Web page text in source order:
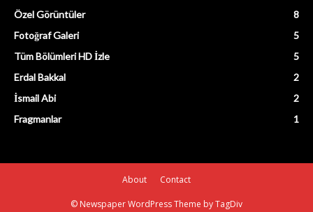
Özel Görüntüler
8
Fotoğraf Galeri
5
Tüm Bölümleri HD İzle
5
Erdal Bakkal
2
İsmail Abi
2
Fragmanlar
1
About Contact
© Newspaper WordPress Theme by TagDiv